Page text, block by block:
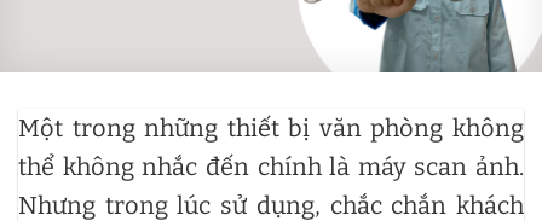
Một trong những thiết bị văn phòng không
thể không nhắc đến chính là máy scan ảnh.
Nhưng trong lúc sử dụng, chắc chắn khách